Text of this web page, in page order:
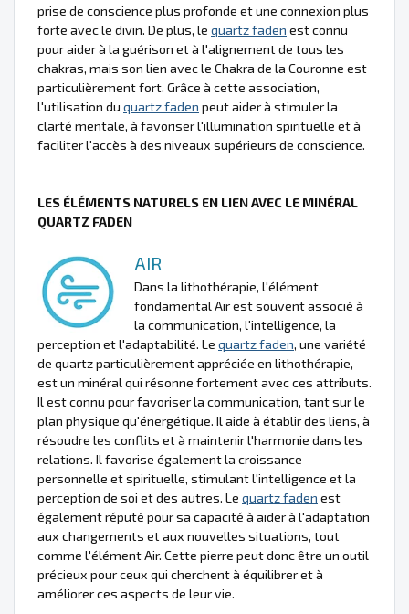
prise de conscience plus profonde et une connexion plus
forte avec le divin. De plus, le quartz faden est connu
pour aider à la guérison et à l'alignement de tous les
chakras, mais son lien avec le Chakra de la Couronne est
particulièrement fort. Grâce à cette association,
l'utilisation du quartz faden peut aider à stimuler la
clarté mentale, à favoriser l'illumination spirituelle et à
faciliter l'accès à des niveaux supérieurs de conscience.
LES ÉLÉMENTS NATURELS EN LIEN AVEC LE MINÉRAL
QUARTZ FADEN
AIR
Dans la lithothérapie, l'élément
fondamental Air est souvent associé à
la communication, l'intelligence, la
perception et l'adaptabilité. Le quartz faden, une variété
de quartz particulièrement appréciée en lithothérapie,
est un minéral qui résonne fortement avec ces attributs.
Il est connu pour favoriser la communication, tant sur le
plan physique qu'énergétique. Il aide à établir des liens, à
résoudre les conflits et à maintenir l'harmonie dans les
relations. Il favorise également la croissance
personnelle et spirituelle, stimulant l'intelligence et la
perception de soi et des autres. Le quartz faden est
également réputé pour sa capacité à aider à l'adaptation
aux changements et aux nouvelles situations, tout
comme l'élément Air. Cette pierre peut donc être un outil
précieux pour ceux qui cherchent à équilibrer et à
améliorer ces aspects de leur vie.